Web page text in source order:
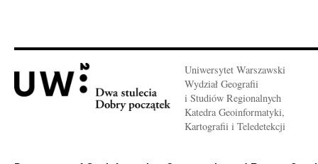
Uniwersytet Warszawski
Wydział Geografii
i Studiów Regionalnych
Katedra Geoinformatyki,
Kartografii i Teledetekcji